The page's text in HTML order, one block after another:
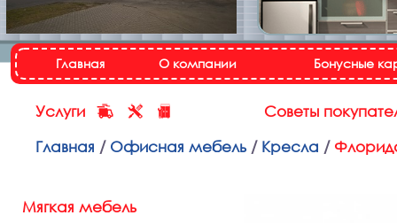
Назад
Главная О компании Бонусные
Услуги
Советы
Главная / Офисная мебель / Кресла /
Мягкая мебель